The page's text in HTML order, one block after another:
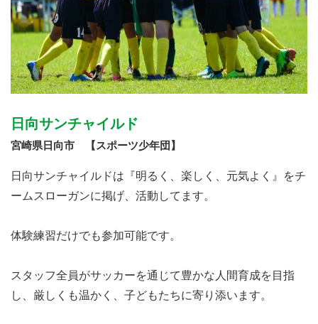
日向サンチャイルド
宮崎県日向市 【スポーツ少年団】
日向サンチャイルドは『明るく、楽しく、元気よく』をチ
ームスローガンに掲げ、活動してます。
体験練習だけでも参加可能です。
スタッフ全員がサッカーを通じて豊かな人間育成を目指
し、厳しくも温かく、子どもたちに寄り添います。